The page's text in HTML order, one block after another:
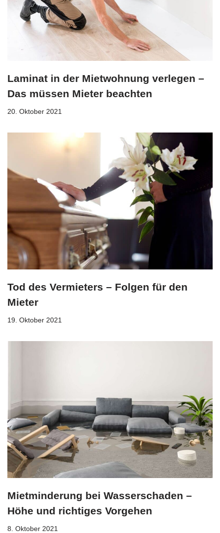
Laminat in der Mietwohnung verlegen –
Das müssen Mieter beachten
20. Oktober 2021
Tod des Vermieters – Folgen für den
Mieter
19. Oktober 2021
Mietminderung bei Wasserschaden –
Höhe und richtiges Vorgehen
8. Oktober 2021